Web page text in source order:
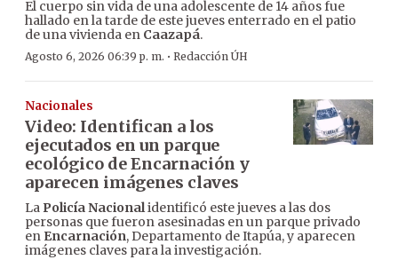
El cuerpo sin vida de una adolescente de 14 años fue
hallado en la tarde de este jueves enterrado en el patio
de una vivienda en Caazapá.
Agosto 6, 2026 06:39 p. m. · Redacción ÚH
Nacionales
Video: Identifican a los
ejecutados en un parque
ecológico de Encarnación y
aparecen imágenes claves
La Policía Nacionalidentificó este jueves a las dos
personas que fueron asesinadas en un parque privado
en Encarnación, Departamento de Itapúa, y aparecen
imágenes claves para la investigación.